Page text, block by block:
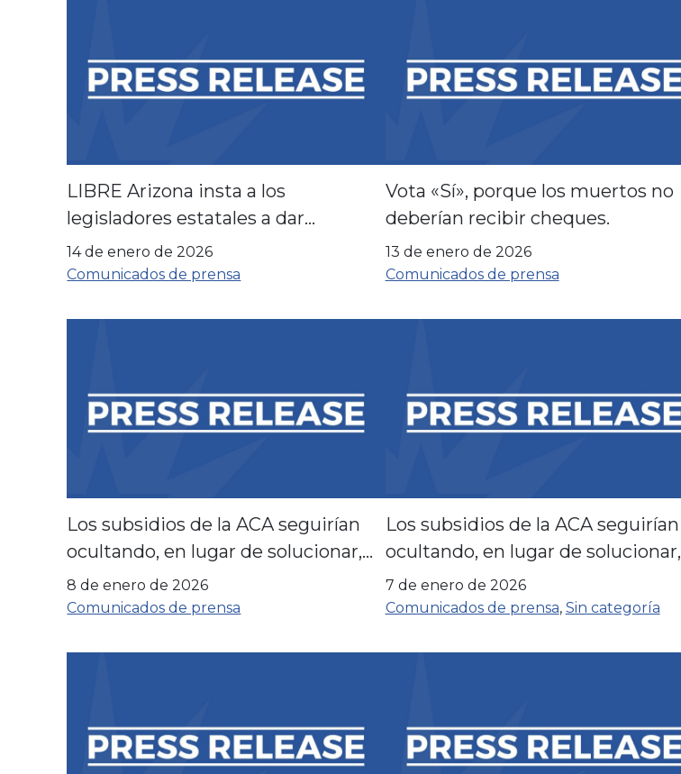
LIBRE Arizona insta a los
legisladores estatales a dar
prioridad a las reformas en materia
de vivienda y energía al inicio de la
14 de enero de 2026
Comunicados de prensa
Vota «Sí», porque los muertos no
deberían recibir cheques.
13 de enero de 2026
Comunicados de prensa
Los subsidios de la ACA seguirían
ocultando, en lugar de solucionar,
los problemas fundamentales.
8 de enero de 2026
Comunicados de prensa
Los subsidios de la ACA seguirían
ocultando, en lugar de solucionar,
los problemas fundamentales.
7 de enero de 2026
Comunicados de prensa, Sin categoría